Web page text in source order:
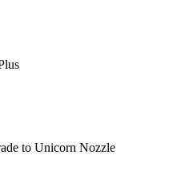
to Unicorn Nozzle